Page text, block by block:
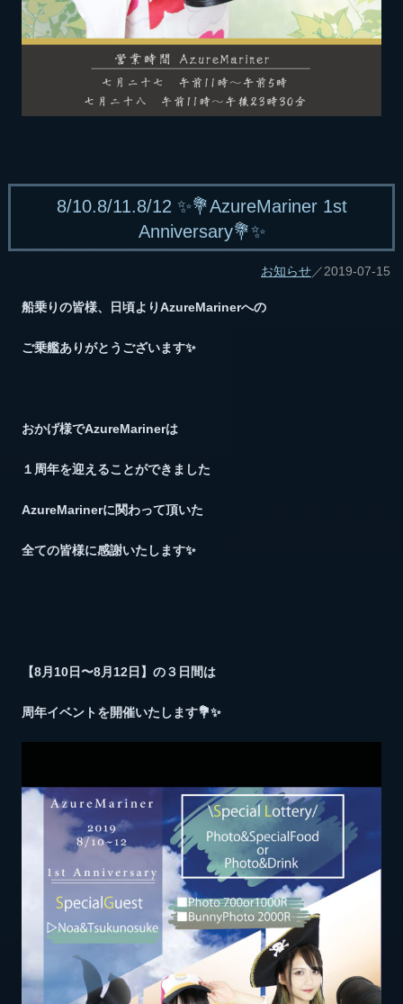
8/10.8/11.8/12 ✨💐AzureMariner 1st
Anniversary💐✨
お知らせ／2019-07-15
船乗りの皆様、日頃よりAzureMarinerへの
ご乗艦ありがとうございます✨
おかげ様でAzureMarinerは
１周年を迎えることができました
AzureMarinerに関わって頂いた
全ての皆様に感謝いたします✨
【8月10日〜8月12日】の３日間は
周年イベントを開催いたします💐✨